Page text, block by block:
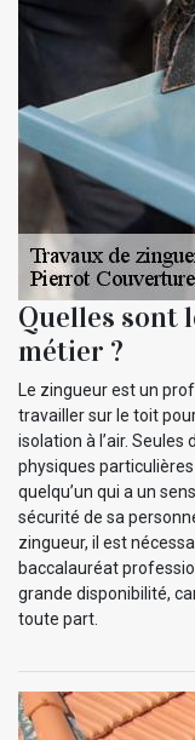
Quelles sont
métier ?
Le zingueur est un
travailler sur le toit
isolation à l’air.
physiques
quelqu’un qui a un
sécurité de sa
zingueur, il est
baccalauréat
grande disponibilité,
toute part.